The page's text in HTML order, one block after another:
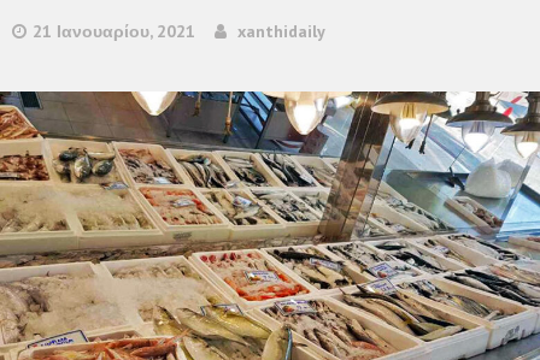
21 Ιανουαρίου, 2021 xanthidaily